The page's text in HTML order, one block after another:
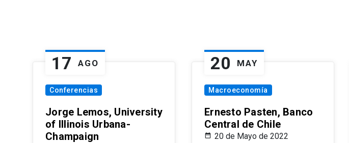
17 AGO
Conferencias
Jorge Lemos, University
of Illinois Urbana-
Champaign
20 MAY
Macroeconomía
Ernesto Pasten, Banco
Central de Chile
20 de Mayo de 2022